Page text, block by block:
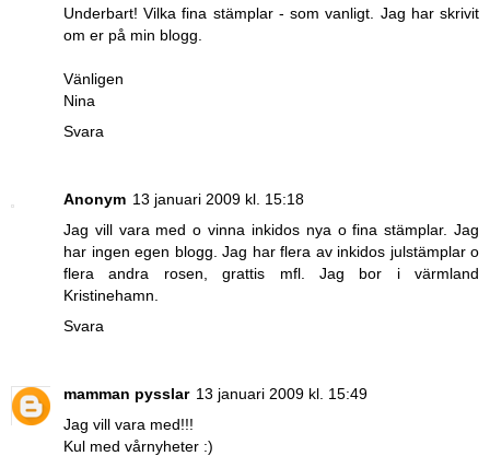
Underbart! Vilka fina stämplar - som vanligt. Jag har skrivit
om er på min blogg.
Vänligen
Nina
Svara
Anonym 13 januari 2009 kl. 15:18
Jag vill vara med o vinna inkidos nya o fina stämplar. Jag
har ingen egen blogg. Jag har flera av inkidos julstämplar o
flera andra rosen, grattis mfl. Jag bor i värmland
Kristinehamn.
Svara
mamman pysslar 13 januari 2009 kl. 15:49
Jag vill vara med!!!
Kul med vårnyheter :)